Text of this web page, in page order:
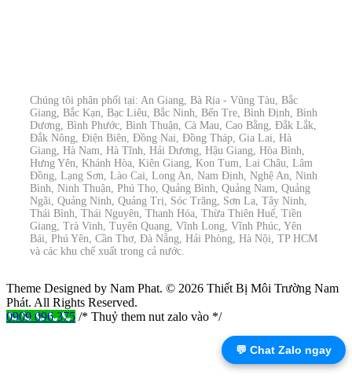
Chúng tôi phân phối tại: An Giang, Bà Rịa - Vũng Tàu, Bắc
Giang, Bắc Kạn, Bạc Liêu, Bắc Ninh, Bến Tre, Bình Định, Bình
Dương, Bình Phước, Bình Thuận, Cà Mau, Cao Bằng, Đắk Lắk,
Đắk Nông, Điện Biên, Đồng Nai, Đồng Tháp, Gia Lai, Hà
Giang, Hà Nam, Hà Tĩnh, Hải Dương, Hậu Giang, Hòa Bình,
Hưng Yên, Khánh Hòa, Kiên Giang, Kon Tum, Lai Châu, Lâm
Đồng, Lạng Sơn, Lào Cai, Long An, Nam Định, Nghệ An, Ninh
Bình, Ninh Thuận, Phú Thọ, Quảng Bình, Quảng Nam, Quảng
Ngãi, Quảng Ninh, Quảng Trị, Sóc Trăng, Sơn La, Tây Ninh,
Thái Bình, Thái Nguyên, Thanh Hóa, Thừa Thiên Huế, Tiền
Giang, Trà Vinh, Tuyên Quang, Vĩnh Long, Vĩnh Phúc, Yên
Bái, Phú Yên, Cần Thơ, Đà Nẵng, Hải Phòng, Hà Nội, TP HCM
và các khu chế xuất trong cả nước.
Theme Designed by Nam Phat. © 2026 Thiết Bị Môi Trường Nam
Phát. All Rights Reserved.
0909 096 375 /* Thuỷ them nut zalo vào */
💬 Chat Zalo ngay